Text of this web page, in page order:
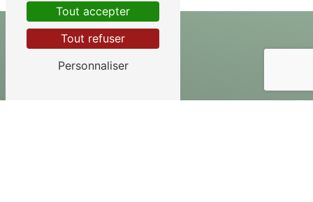
Tout accepter
Tout refuser
Personnaliser